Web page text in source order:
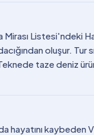
Mirası
oluşur.
taze deniz
hayatını kaybeden